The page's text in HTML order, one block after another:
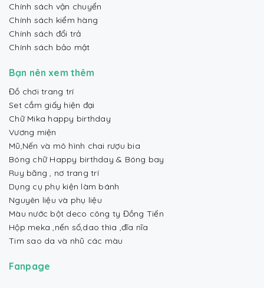
Chính sách vận chuyển
Chính sách kiểm hàng
Chính sách đổi trả
Chính sách bảo mật
Bạn nên xem thêm
Đồ chơi trang trí
Set cắm giấy hiện đại
Chữ Mika happy birthday
Vương miện
Mũ,Nến và mô hình chai rượu bia
Bóng chữ Happy birthday & Bóng bay
Ruy băng , nơ trang trí
Dụng cụ phụ kiện làm bánh
Nguyên liệu và phụ liệu
Màu nước bột deco công ty Đồng Tiến
Hộp meka ,nến số,dao thìa ,đĩa nĩa
Tim sao da và nhũ các màu
Fanpage